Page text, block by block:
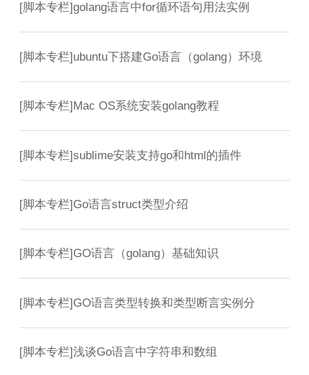
[脚本专栏]golang语言中for循环语句用法实例
[脚本专栏]ubuntu下搭建Go语言（golang）环境
[脚本专栏]Mac OS系统安装golang教程
[脚本专栏]sublime安装支持go和html的插件
[脚本专栏]Go语言struct类型介绍
[脚本专栏] GO语言（golang）基础知识
[脚本专栏]GO语言类型转换和类型断言实例分
[脚本专栏]浅谈Go语言中字符串和数组